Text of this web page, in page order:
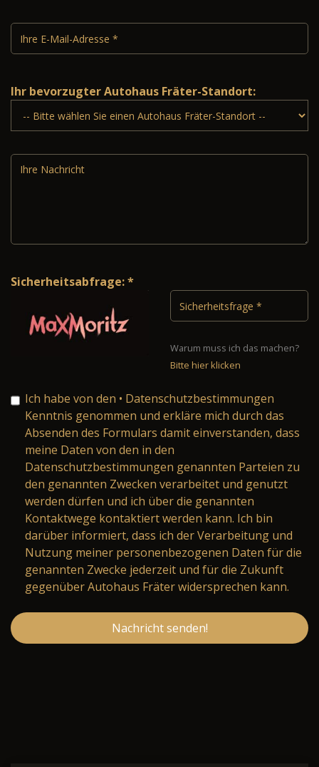
Ihr bevorzugter Autohaus Fräter-Standort:
Sicherheitsabfrage: *
Warum muss ich das machen?
Bitte hier klicken
Ich habe von den • Datenschutzbestimmungen
Kenntnis genommen und erkläre mich durch das
Absenden des Formulars damit einverstanden, dass
meine Daten von den in den
Datenschutzbestimmungen genannten Parteien zu
den genannten Zwecken verarbeitet und genutzt
werden dürfen und ich über die genannten
Kontaktwege kontaktiert werden kann. Ich bin
darüber informiert, dass ich der Verarbeitung und
Nutzung meiner personenbezogenen Daten für die
genannten Zwecke jederzeit und für die Zukunft
gegenüber Autohaus Fräter widersprechen kann.
Nachricht senden!